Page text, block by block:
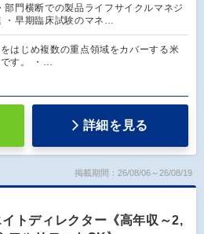
部門横断での製品ライフサイクルマネジ
・早期臨床試験のマネ…
はじめ複数の重点領域をカバーする米
です。 ・…
詳細を見る
掲載期間：26/08/06～26/08/19
トディレクター《高年収～2,